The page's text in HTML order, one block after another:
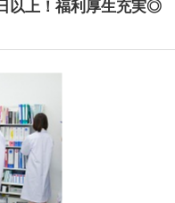
以上！福利厚生充実◎